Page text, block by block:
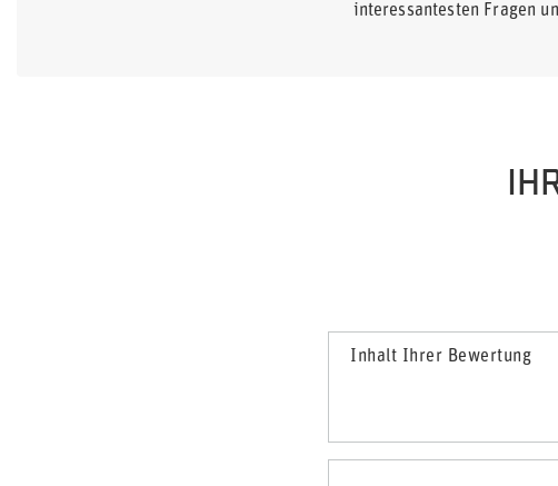
interessantesten Fragen
Inhalt Ihrer Bewertung